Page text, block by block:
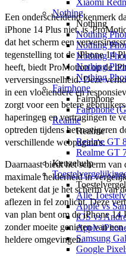
Xiaomi
Nothing
Nothing
Nothing
Nothing
Nothing
Nothing
Nothing
Fairphone
Fairphone
Fairphone
Realme
Realme
Realme GT
Realme GT
Keuzehulp
Alle
Apple vs
iOS vs
Apple
Samsung
Google
Een onderscheidend kenmerk
iPhone 14 Plus niet, is
dat het scherm een
tegenstelling tot de iPhone 14
heeft, biedt ProMotion op de
verversingssnelheid. Deze
in een vloeiendere en
zorgt voor een betere
haperingen en vertragingen te
optreden tijdens het navigeren
verschillende webpagina's.
Daarnaast biedt het scherm
maximale helderheid in
betekent dat je het scherm van
aflezen in fel zonlicht. Deze
van plan bent om de iPhone 14
zonder moeite genieten van
heldere omgevingen.